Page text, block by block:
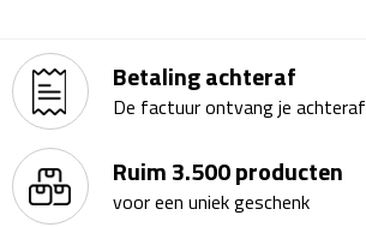
Waterflessen
Drinkglazen
Glazen & karaffen
Betaling achteraf
De factuur ontvang je achteraf
Ruim 3.500 producten
voor een uniek geschenk